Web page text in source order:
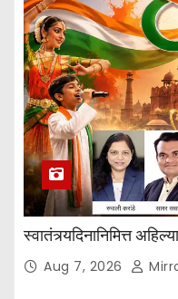
स्वातंत्र्यदिनानिमित्त
Aug 7, 2026